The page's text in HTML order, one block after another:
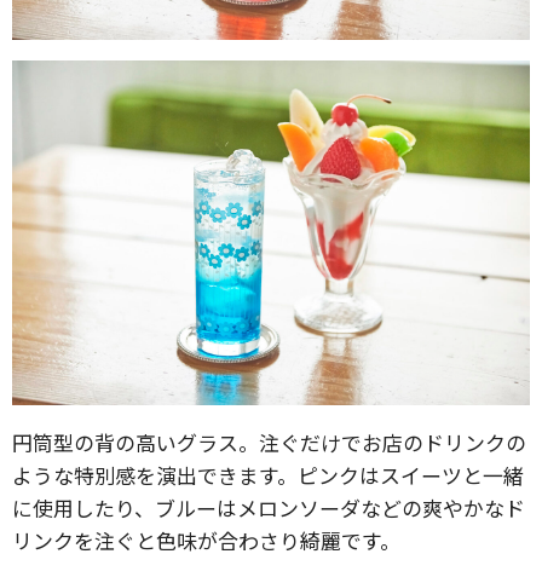
円筒型の背の高いグラス。注ぐだけでお店のドリンクの
ような特別感を演出できます。ピンクはスイーツと一緒
に使用したり、ブルーはメロンソーダなどの爽やかなド
リンクを注ぐと色味が合わさり綺麗です。